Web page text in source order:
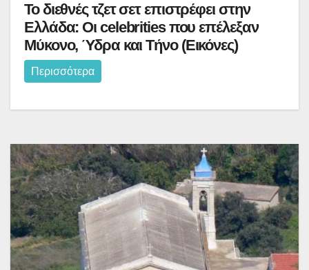
Το διεθνές τζετ σετ επιστρέφει στην
Ελλάδα: Οι celebrities που επέλεξαν
Μύκονο, Ύδρα και Τήνο (Εικόνες)
Περισσότερα